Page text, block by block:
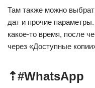
Там также можно
дат и прочие
какое-то время, после
через «Доступные
⇡#WhatsApp